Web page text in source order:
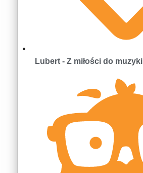
Lubert - Z miłości do muzyki